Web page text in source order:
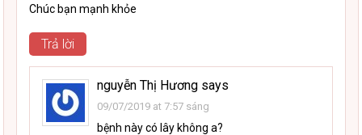
Chúc bạn mạnh khỏe
Trả lời
nguyễn Thị Hương says
09/07/2019 at 7:57 sáng
bệnh này có lây không a?